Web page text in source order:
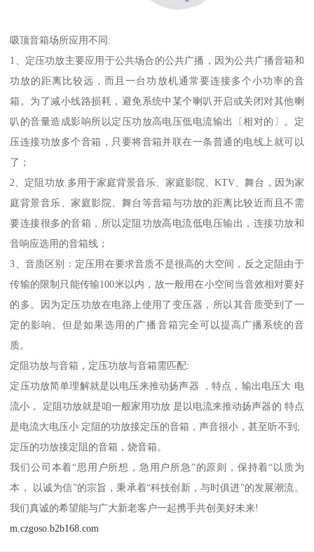
吸顶音箱场所应用不同:
1、定压功放主要应用于公共场合的公共广播，因为公共广播音箱和
功放的距离比较远，而且一台功放机通常要连接多个小功率的音
箱。为了减小线路损耗，避免系统中某个喇叭开启或关闭对其他喇
叭的音量造成影响所以定压功放高电压低电流输出〔相对的〕。定
压连接功放多个音箱，只要将音箱并联在一条普通的电线上就可以
了；
2、定阻功放.多用于家庭背景音乐、家庭影院、KTV、舞台，因为家
庭背景音乐、家庭影院、舞台等音箱与功放的距离比较近而且不需
要连接很多的音箱，所以定阻功放高电流低电压输出，连接功放和
音响应选用的音箱线；
3、音质区别：定压用在要求音质不是很高的大空间，反之定阻由于
传输的限制只能传输100米以内，故一般用在小空间当音效相对要好
的多。因为定压功放在电路上使用了变压器，所以其音质受到了一
定的影响。但是如果选用的广播音箱完全可以提高广播系统的音
质。
定阻功放与音箱，定压功放与音箱需匹配:
定压功放简单理解就是以电压来推动扬声器 ，特点，输出电压大 电
流小， 定阻功放就是咱一般家用功放 是以电流来推动扬声器的 特点
是电流大电压小 定阻的功放接定压的音箱，声音很小，甚至听不到;
定压的功放接定阻的音箱，烧音箱。
我们公司本着“思用户所想，急用户所急”的原则，保持着“以质为
本， 以诚为信”的宗旨，秉承着“科技创新，与时俱进"的发展潮流。
我们真诚的希望能与广大新老客户一起携手共创美好未来!
m.czgoso.b2b168.com